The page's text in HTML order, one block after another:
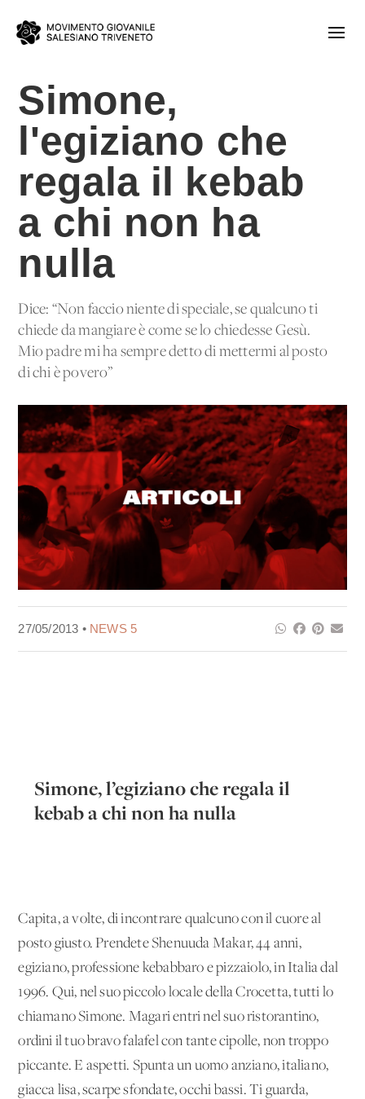
Simone,
l'egiziano che
regala il kebab
a chi non ha
nulla
Dice: “Non faccio niente di speciale, se qualcuno ti
chiede da mangiare è come se lo chiedesse Gesù.
Mio padre mi ha sempre detto di mettermi al posto
di chi è povero”
27/05/2013 • NEWS 5
Simone, l’egiziano che regala il
kebab a chi non ha nulla
Capita, a volte, di incontrare qualcuno con il cuore al
posto giusto. Prendete Shenuuda Makar, 44 anni,
egiziano, professione kebabbaro e pizzaiolo, in Italia dal
1996. Qui, nel suo piccolo locale della Crocetta, tutti lo
chiamano Simone. Magari entri nel suo ristorantino,
ordini il tuo bravo falafel con tante cipolle, non troppo
piccante. E aspetti. Spunta un uomo anziano, italiano,
giacca lisa, scarpe sfondate, occhi bassi. Ti guarda,